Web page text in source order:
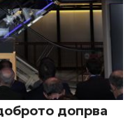
допрва